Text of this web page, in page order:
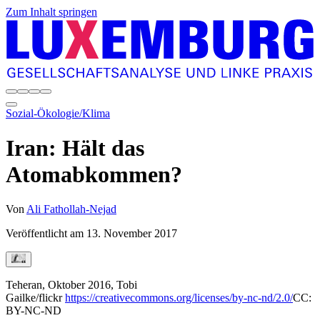
Zum Inhalt springen
Sozial-Ökologie/Klima
Iran: Hält das
Atomabkommen?
VonAli Fathollah-Nejad
Veröffentlicht am 13. November 2017
Teheran, Oktober 2016, Tobi
Gailke/flickrhttps://creativecommons.org/licenses/by-nc-nd/2.0/CC:
BY-NC-ND